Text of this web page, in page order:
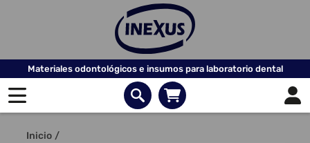
Materiales odontológicos e insumos para laboratorio dental
Inicio /